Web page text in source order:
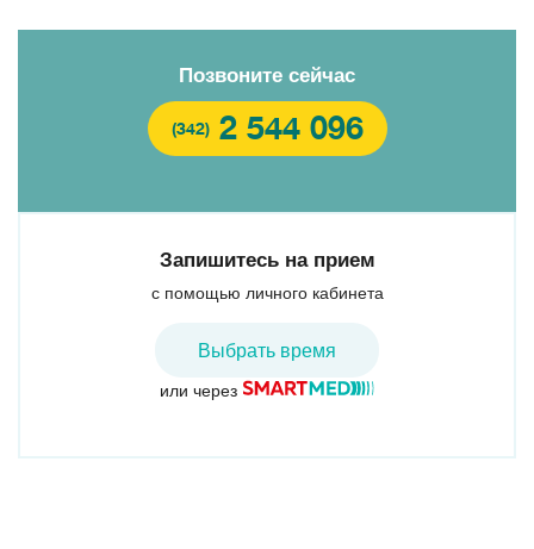
Позвоните сейчас
(342) 2 544 096
Запишитесь на прием
с помощью личного кабинета
Выбрать время
или через